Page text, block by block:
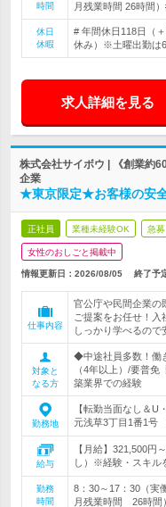
時間
月残業時間 26時間
休日
休暇
# 年間休日118日（
休み）※土曜出勤は
求人詳細を見る
株式会社サイボウ | 《創業約
企業
★東京限定★お客様の安全
正社員 業種未経験OK 急募
女性のおしごと掲載中
情報更新日：2026/08/05 終了予
仕事内容
官公庁や民間企業の
ご提案をお任せ！
しっかり学べるの
対象と
なる方
◆中途社員多数！働
（4年以上）/要普
築業界での経験
勤務地
【転勤当面なし＆U
元浅草3丁目1番1号
給与
【月給】321,500円
し）※経験・スキル
勤務
時間
8：30～17：30（実
月残業時間 26時間